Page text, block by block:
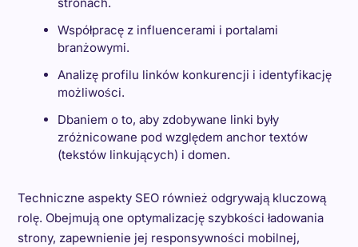
Współpracę z influencerami i portalami
branżowymi.
Analizę profilu linków konkurencji i identyfikację
możliwości.
Dbaniem o to, aby zdobywane linki były
zróżnicowane pod względem anchor textów
(tekstów linkujących) i domen.
Techniczne aspekty SEO również odgrywają kluczową
rolę. Obejmują one optymalizację szybkości ładowania
strony, zapewnienie jej responsywności mobilnej,